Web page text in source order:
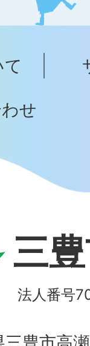
ッ
へ
せ
三
法人番号